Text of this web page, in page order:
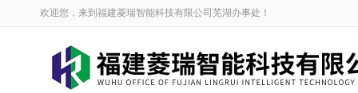
欢迎您，来到福建菱瑞智能科技有限公司芜湖办事处！